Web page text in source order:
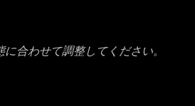
合わせて調整してください。